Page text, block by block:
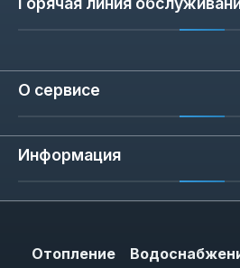
О сервисе
Информация
Отопление